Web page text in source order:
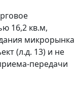
16,2 кв.м,
микрорынка
(л.д. 13) и не
передачи